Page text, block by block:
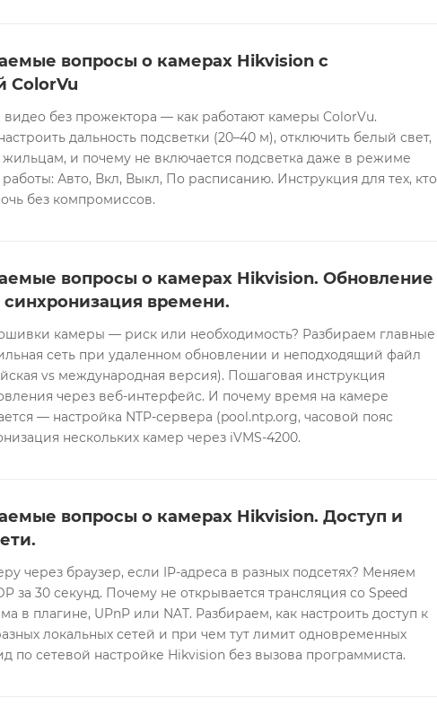
вопросы о камерах Hikvision с
ColorVu
без прожектора — как работают камеры ColorVu.
дальность подсветки (20–40 м), отключить белый свет,
и почему не включается подсветка даже в режиме
Авто, Вкл, Выкл, По расписанию. Инструкция для тех, кто
без компромиссов.
вопросы о камерах Hikvision. Обновление
времени.
камеры — риск или необходимость? Разбираем главные
сеть при удаленном обновлении и неподходящий файл
vs международная версия). Пошаговая инструкция
через веб-интерфейс. И почему время на камере
— настройка NTP-сервера (pool.ntp.org, часовой пояс
нескольких камер через iVMS-4200.
вопросы о камерах Hikvision. Доступ и
через браузер, если IP-адреса в разных подсетях? Меняем
за 30 секунд. Почему не открывается трансляция со Speed
в плагине, UPnP или NAT. Разбираем, как настроить доступ к
локальных сетей и при чем тут лимит одновременных
по сетевой настройке Hikvision без вызова программиста.